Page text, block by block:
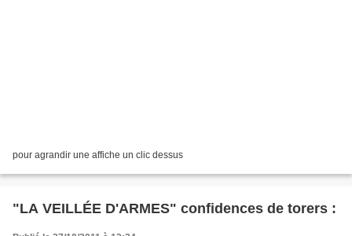
pour agrandir une affiche un clic dessus
"LA VEILLÉE D'ARMES" confidences de torers :